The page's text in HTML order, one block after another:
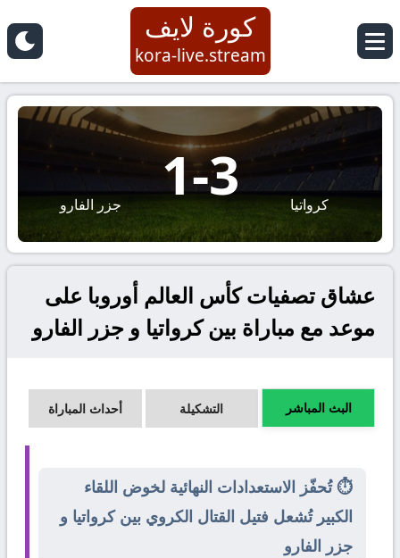
كورة لايف
kora-live.stream
كرواتيا 3
-
1 جزر الفارو
عشاق تصفيات كأس العالم أوروبا على
موعد مع مباراة بين كرواتيا و جزر الفارو
البث المباشر التشكيلة أحداث المباراة
⏱️ تُحفّز الاستعدادات النهائية لخوض اللقاء
الكبير تُشعل فتيل القتال الكروي بين كرواتيا و
جزر الفارو